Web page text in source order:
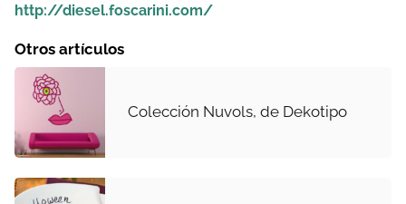
http://diesel.foscarini.com/
Otros artículos
Colección Nuvols, de Dekotipo